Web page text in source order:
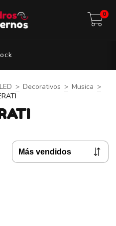
0
> Decorativos > Musica >